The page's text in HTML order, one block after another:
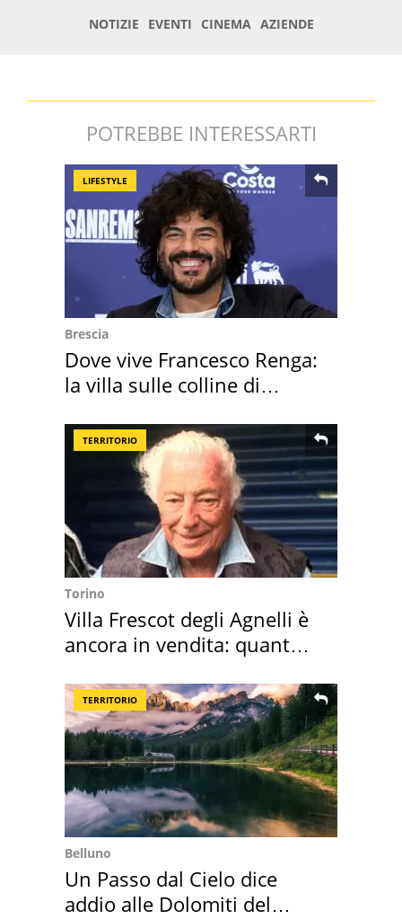
POTREBBE INTERESSARTI
LIFESTYLE
Brescia
Dove vive Francesco Renga:
la villa sulle colline di
TERRITORIO
Torino
Villa Frescot degli Agnelli è
ancora in vendita: quanto
TERRITORIO
Belluno
Un Passo dal Cielo dice
addio alle Dolomiti del